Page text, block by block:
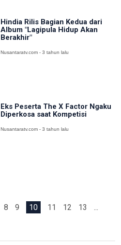
Hindia Rilis Bagian Kedua dari
Album "Lagipula Hidup Akan
Berakhir"
Nusantaratv.com - 3 tahun lalu
Eks Peserta The X Factor Ngaku
Diperkosa saat Kompetisi
Nusantaratv.com - 3 tahun lalu
8 9 10 11 12 13
...